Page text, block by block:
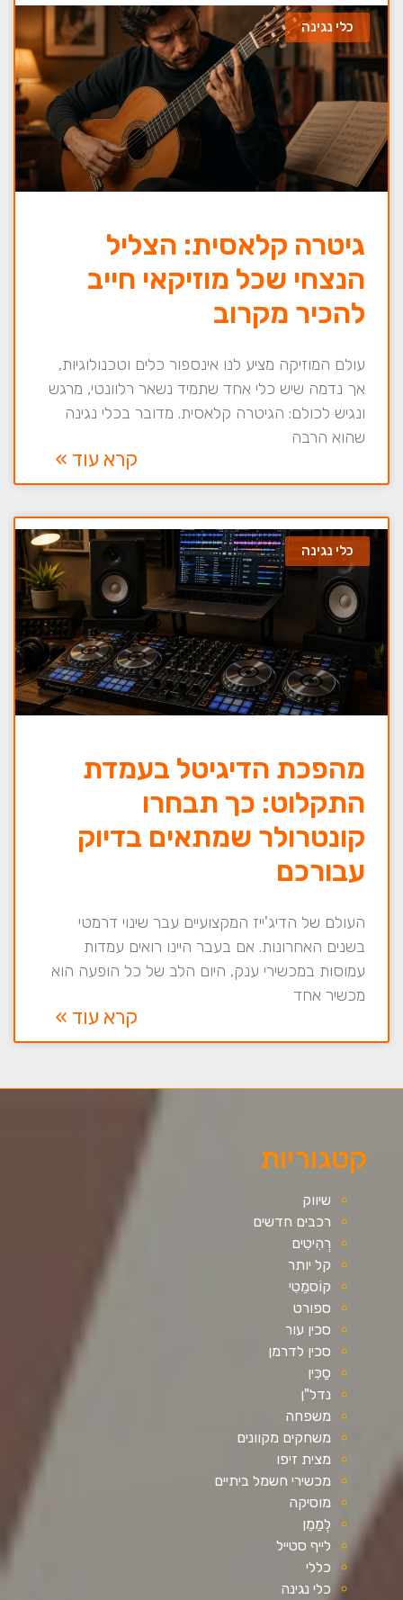
כלי נגינה
גיטרה קלאסית: הצליל
הנצחי שכל מוזיקאי חייב
להכיר מקרוב
עולם המוזיקה מציע לנו אינספור כלים וטכנולוגיות,
אך נדמה שיש כלי אחד שתמיד נשאר רלוונטי, מרגש
ונגיש לכולם: הגיטרה קלאסית. מדובר בכלי נגינה
שהוא הרבה
קרא עוד »
כלי נגינה
מהפכת הדיגיטל בעמדת
התקלוט: כך תבחרו
קונטרולר שמתאים בדיוק
עבורכם
העולם של הדיג'ייז המקצועיים עבר שינוי דרמטי
בשנים האחרונות. אם בעבר היינו רואים עמדות
עמוסות במכשירי ענק, היום הלב של כל הופעה הוא
מכשיר אחד
קרא עוד »
קטגוריות
שיווק
רכבים חדשים
רְהִיטִים
קל יותר
קוֹסמֵטִי
ספורט
סכין עור
סכין לדרמן
סַכִּין
נדל"ן
משפחה
משחקים מקוונים
מצית זיפו
מכשירי חשמל ביתיים
מוסיקה
לְמַמֵן
לייף סטייל
כללי
כלי נגינה